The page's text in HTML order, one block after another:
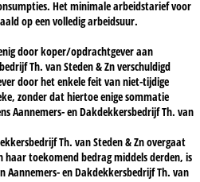
Het minimale arbeidstarief voor
op een volledig arbeidsuur.
door koper/opdrachtgever aan
Th. van Steden & Zn verschuldigd
door het enkele feit van niet-tijdige
zonder dat hiertoe enige sommatie
Aannemers- en Dakdekkersbedrijf Th. van
Th. van Steden & Zn overgaat
toekomend bedrag middels derden, is
Aannemers- en Dakdekkersbedrijf Th. van